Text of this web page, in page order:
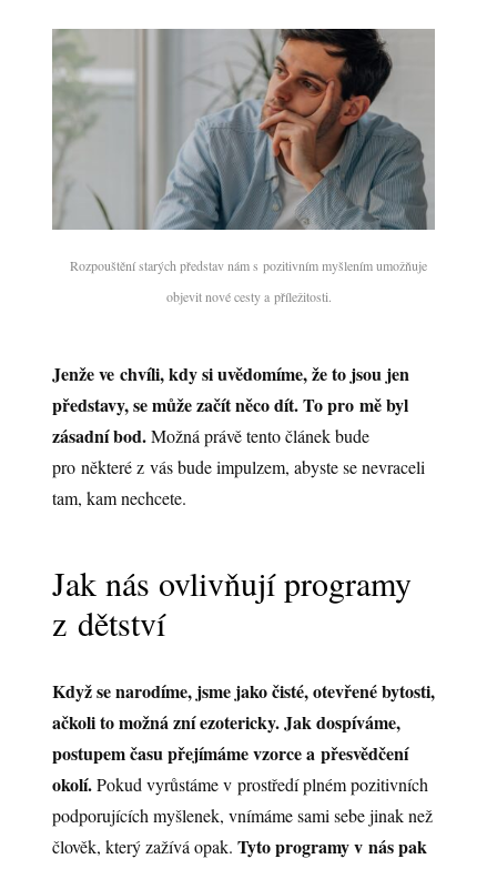
Rozpouštění starých představ nám s pozitivním myšlením umožňuje
objevit nové cesty a příležitosti.
Jenže ve chvíli, kdy si uvědomíme, že to jsou jen
představy, se může začít něco dít. To pro mě byl
zásadní bod.Možná právě tento článek bude
pro některé z vás bude impulzem, abyste se nevraceli
tam, kam nechcete.
Jak nás ovlivňují programy
z dětství
Když se narodíme, jsme jako čisté, otevřené bytosti,
ačkoli to možná zní ezotericky. Jak dospíváme,
postupem času přejímáme vzorce a přesvědčení
okolí.Pokud vyrůstáme v prostředí plném pozitivních
podporujících myšlenek, vnímáme sami sebe jinak než
člověk, který zažívá opak.Tyto programy v nás pak